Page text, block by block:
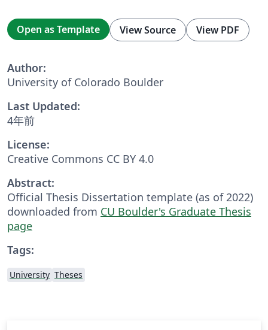
Open as Template View Source View PDF
Author:
University of Colorado Boulder
Last Updated:
4年前
License:
Creative Commons CC BY 4.0
Abstract:
Official Thesis Dissertation template (as of 2022)
downloaded from CU Boulder's Graduate Thesis
page
Tags:
University Theses